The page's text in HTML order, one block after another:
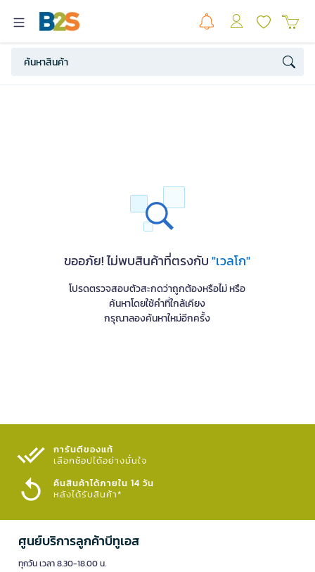
ขออภัย! ไม่พบสินค้าที่ตรงกับ"เวลโก"
โปรดตรวจสอบตัวสะกดว่าถูกต้องหรือไม่ หรือ
ค้นหาโดยใช้คำที่ใกล้เคียง
กรุณาลองค้นหาใหม่อีกครั้ง
การันตีของแท้
เลือกช้อปได้อย่างมั่นใจ​
คืนสินค้าได้ภายใน 14 วัน
หลังได้รับสินค้า*
ศูนย์บริการลูกค้าบีทูเอส
ทุกวัน เวลา 8.30-18.00 น.